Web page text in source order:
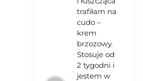
trafiłam na
cudo –
krem
brzozowy.
Stosuje od
2 tygodni i
jestem w